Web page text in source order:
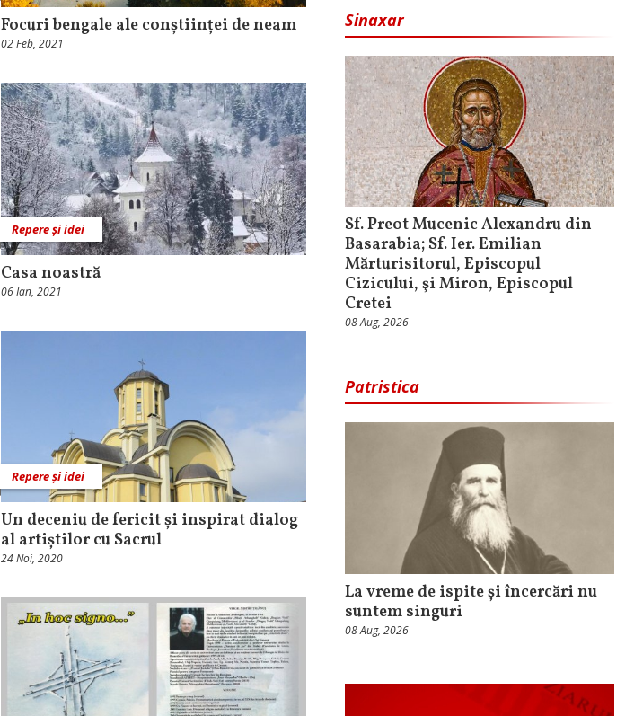
Focuri bengale ale conștiinței de neam
02 Feb, 2021
Repere și idei
Casa noastră
06 Ian, 2021
Repere și idei
Un deceniu de fericit și inspirat dialog
al artiștilor cu Sacrul
24 Noi, 2020
Sinaxar
Sf. Preot Mucenic Alexandru din
Basarabia; Sf. Ier. Emilian
Mărturisitorul, Episcopul
Cizicului, şi Miron, Episcopul
Cretei
08 Aug, 2026
Patristica
La vreme de ispite și încercări nu
suntem singuri
08 Aug, 2026